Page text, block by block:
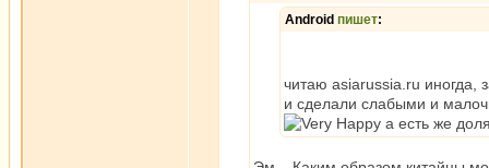
Android пишет:
читаю asiarussia.ru иногда,
и сделали слабыми и
а есть же